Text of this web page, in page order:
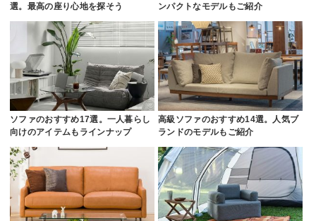
選。最高の座り心地を探そう
ンパクトなモデルもご紹介
ソファのおすすめ17選。一人暮らし
向けのアイテムもラインナップ
高級ソファのおすすめ14選。人気ブ
ランドのモデルもご紹介